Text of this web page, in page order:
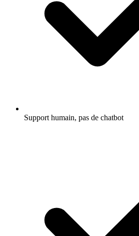
Support humain, pas de chatbot